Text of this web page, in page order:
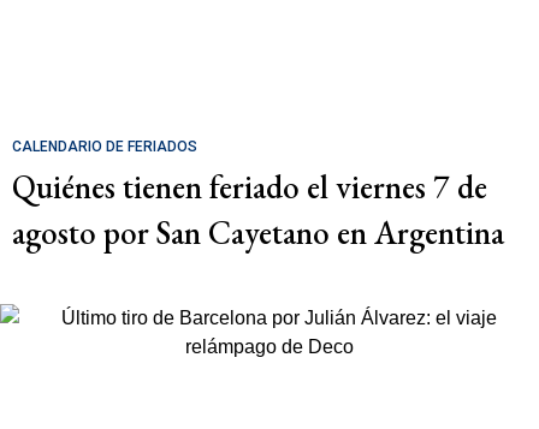
CALENDARIO DE FERIADOS
Quiénes tienen feriado el viernes 7 de
agosto por San Cayetano en Argentina